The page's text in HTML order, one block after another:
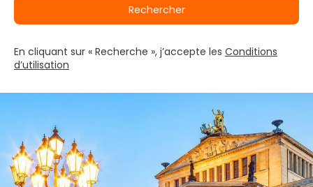
Rechercher
En cliquant sur « Recherche », j’accepte les Conditions
d’utilisation